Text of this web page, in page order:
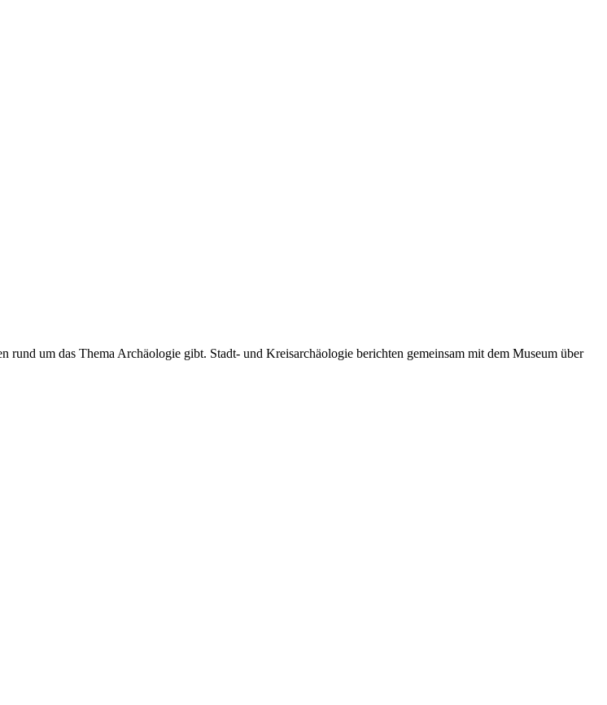
um das Thema Archäologie gibt. Stadt- und Kreisarchäologie berichten gemeinsam mit dem Museum über